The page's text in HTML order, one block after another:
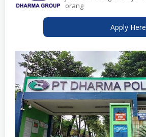
orang
Apply Here